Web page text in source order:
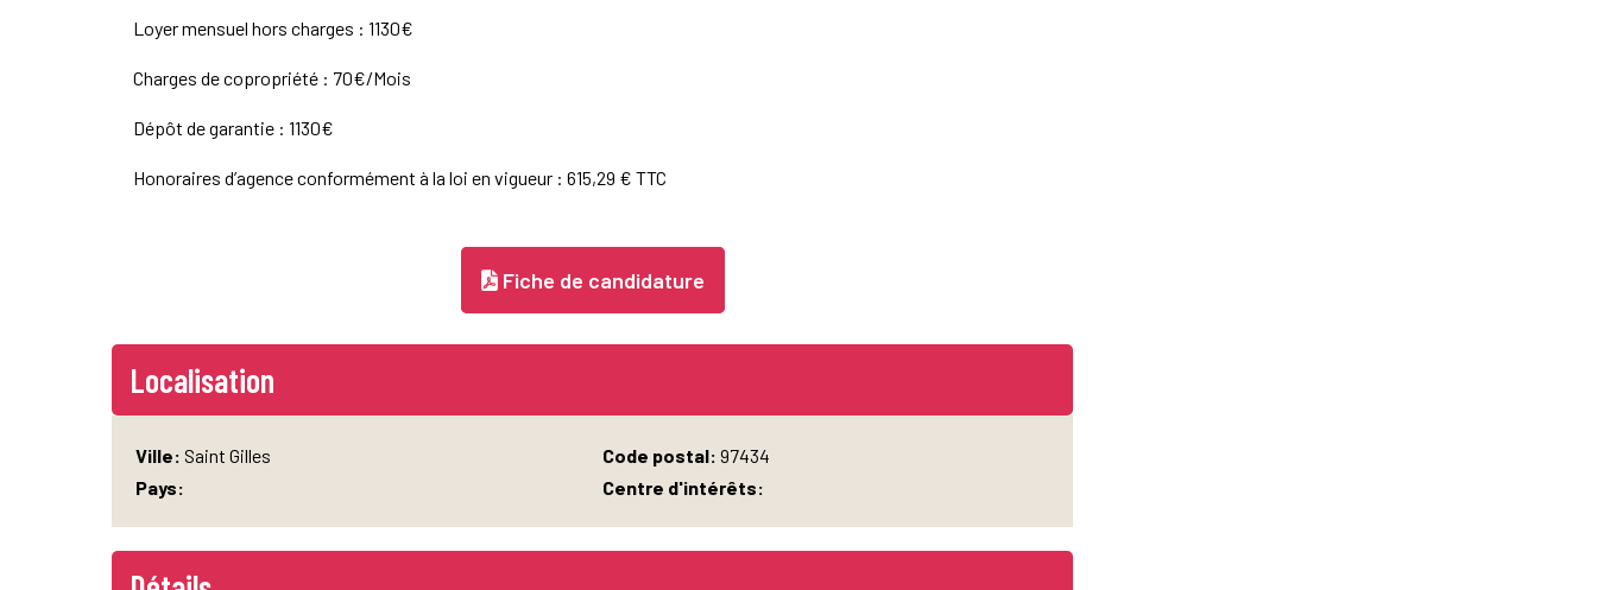
Loyer mensuel hors charges : 1130€
Charges de copropriété : 70€/Mois
Dépôt de garantie : 1130€
Honoraires d’agence conformément à la loi en vigueur : 615,29 € TTC
Fiche de candidature
Localisation
Ville: Saint Gilles
Pays:
Code postal: 97434
Centre d'intérêts: